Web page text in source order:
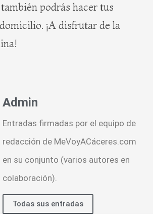
podrás hacer tus
¡A disfrutar de la
Admin
Entradas firmadas por el equipo de
redacción de MeVoyACáceres.com
en su conjunto (varios autores en
colaboración).
Todas sus entradas